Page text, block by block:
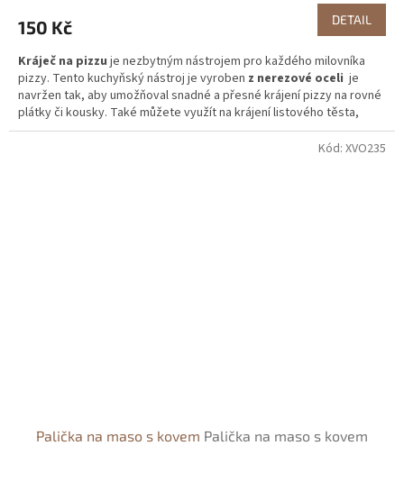
150 Kč DETAIL
Kráječ na pizzu je nezbytným nástrojem pro každého milovníka
pizzy. Tento kuchyňský nástroj je vyroben z nerezové oceli je
navržen tak, aby umožňoval snadné a přesné krájení pizzy na rovné
plátky či kousky. Také můžete využít na krájení listového těsta,
koláčů, apod. Těsta na pečení.
Palička na maso s kovem Palička na maso s kovem
Kód: XVO235